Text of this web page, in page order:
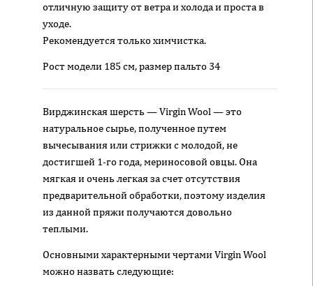
отличную защиту от ветра и холода и проста в
уходе.
Рекомендуется только химчистка.
Рост модели 185 см, размер пальто 34
Вирджинская шерсть — Virgin Wool — это
натуральное сырье, полученное путем
вычесывания или стрижки с молодой, не
достигшей 1-го года, мериносовой овцы. Она
мягкая и очень легкая за счет отсутствия
предварительной обработки, поэтому изделия
из данной пряжи получаются довольно
теплыми.
Основными характерными чертами Virgin Wool
можно назвать следующие: